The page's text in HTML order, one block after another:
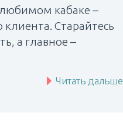
кабаке –
клиента. Старайтесь
а главное –
Читать дальше